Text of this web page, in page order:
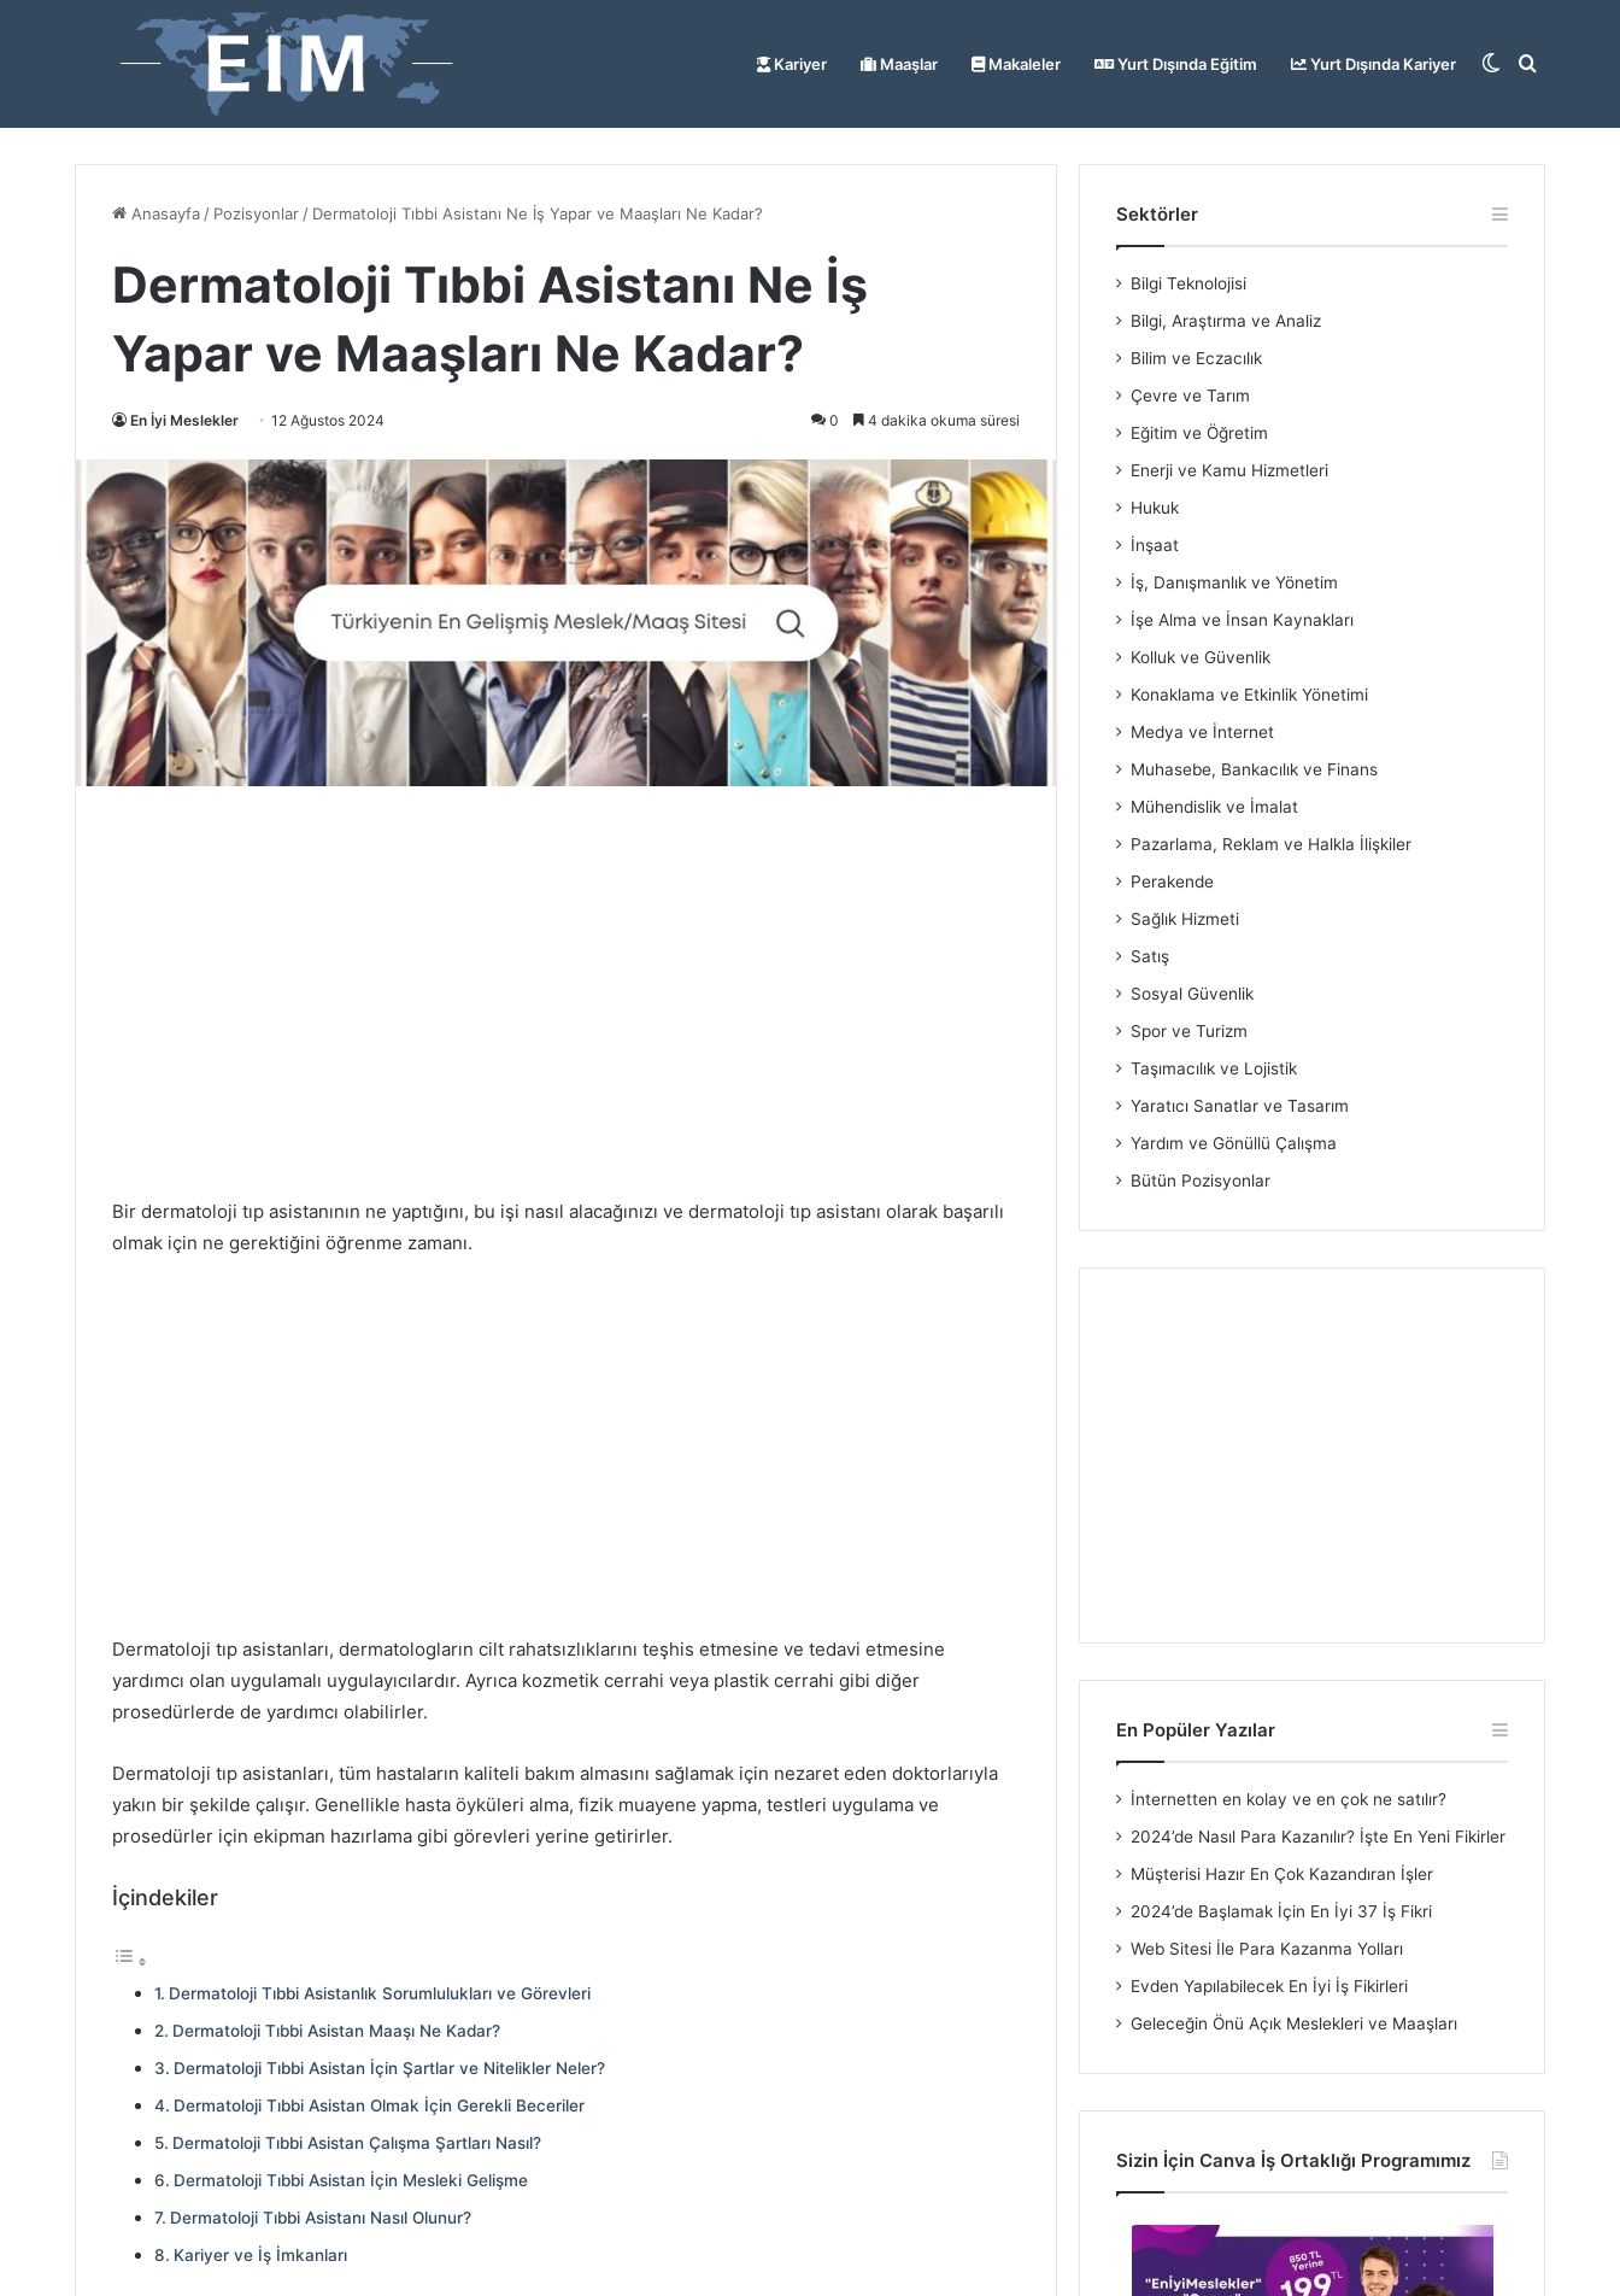
Kariyer Maaşlar Makaleler Yurt Dışında Eğitim Yurt Dışında Kariyer Arama
Dış
Anasayfa / Pozisyonlar / Dermatoloji Tıbbi Asistanı Ne İş Yapar ve Maaşları Ne Kadar?
Dermatoloji Tıbbi Asistanı Ne İş
Yapar ve Maaşları Ne Kadar?
En İyi Meslekler 12 Ağustos 2024 0 4 dakika okuma süresi
Bir dermatoloji tıp asistanının ne yaptığını, bu işi nasıl alacağınızı ve dermatoloji tıp asistanı olarak başarılı
olmak için ne gerektiğini öğrenme zamanı.
Dermatoloji tıp asistanları, dermatologların cilt rahatsızlıklarını teşhis etmesine ve tedavi etmesine
yardımcı olan uygulamalı uygulayıcılardır. Ayrıca kozmetik cerrahi veya plastik cerrahi gibi diğer
prosedürlerde de yardımcı olabilirler.
Dermatoloji tıp asistanları, tüm hastaların kaliteli bakım almasını sağlamak için nezaret eden doktorlarıyla
yakın bir şekilde çalışır. Genellikle hasta öyküleri alma, fizik muayene yapma, testleri uygulama ve
prosedürler için ekipman hazırlama gibi görevleri yerine getirirler.
İçindekiler
Dermatoloji Tıbbi Asistanlık Sorumlulukları ve Görevleri
Dermatoloji Tıbbi Asistan Maaşı Ne Kadar?
Dermatoloji Tıbbi Asistan İçin Şartlar ve Nitelikler Neler?
Dermatoloji Tıbbi Asistan Olmak İçin Gerekli Beceriler
Dermatoloji Tıbbi Asistan Çalışma Şartları Nasıl?
Dermatoloji Tıbbi Asistan İçin Mesleki Gelişme
Dermatoloji Tıbbi Asistanı Nasıl Olunur?
Kariyer ve İş İmkanları
Sektörler
Bilgi Teknolojisi
Bilgi, Araştırma ve Analiz
Bilim ve Eczacılık
Çevre ve Tarım
Eğitim ve Öğretim
Enerji ve Kamu Hizmetleri
Hukuk
İnşaat
İş, Danışmanlık ve Yönetim
İşe Alma ve İnsan Kaynakları
Kolluk ve Güvenlik
Konaklama ve Etkinlik Yönetimi
Medya ve İnternet
Muhasebe, Bankacılık ve Finans
Mühendislik ve İmalat
Pazarlama, Reklam ve Halkla İlişkiler
Perakende
Sağlık Hizmeti
Satış
Sosyal Güvenlik
Spor ve Turizm
Taşımacılık ve Lojistik
Yaratıcı Sanatlar ve Tasarım
Yardım ve Gönüllü Çalışma
Bütün Pozisyonlar
En Popüler Yazılar
İnternetten en kolay ve en çok ne satılır?
2024’de Nasıl Para Kazanılır? İşte En Yeni Fikirler
Müşterisi Hazır En Çok Kazandıran İşler
2024’de Başlamak İçin En İyi 37 İş Fikri
Web Sitesi İle Para Kazanma Yolları
Evden Yapılabilecek En İyi İş Fikirleri
Geleceğin Önü Açık Meslekleri ve Maaşları
Sizin İçin Canva İş Ortaklığı Programımız